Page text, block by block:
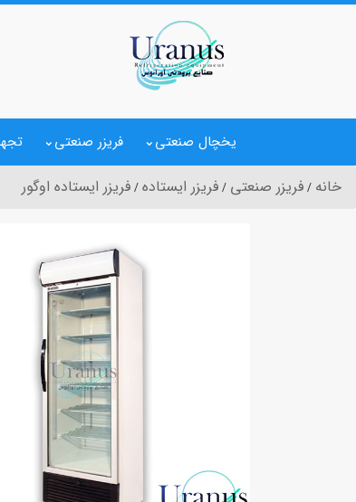
یخچال صنعتی فریزر صنعتی
خانه فریزر صنعتی فریزر ایستاده فریزر ایستاده اوگور